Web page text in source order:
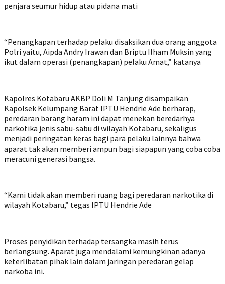
penjara seumur hidup atau pidana mati
“Penangkapan terhadap pelaku disaksikan dua orang anggota
Polri yaitu, Aipda Andry Irawan dan Briptu Ilham Muksin yang
ikut dalam operasi (penangkapan) pelaku Amat,” katanya
Kapolres Kotabaru AKBP Doli M Tanjung disampaikan
Kapolsek Kelumpang Barat IPTU Hendrie Ade berharap,
peredaran barang haram ini dapat menekan beredarhya
narkotika jenis sabu-sabu di wilayah Kotabaru, sekaligus
menjadi peringatan keras bagi para pelaku lainnya bahwa
aparat tak akan memberi ampun bagi siapapun yang coba coba
meracuni generasi bangsa.
“Kami tidak akan memberi ruang bagi peredaran narkotika di
wilayah Kotabaru,” tegas IPTU Hendrie Ade
Proses penyidikan terhadap tersangka masih terus
berlangsung. Aparat juga mendalami kemungkinan adanya
keterlibatan pihak lain dalam jaringan peredaran gelap
narkoba ini.